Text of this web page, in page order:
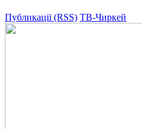
Публикації (RSS) ТВ-Чиркей